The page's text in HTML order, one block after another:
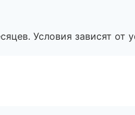
Условия зависят от